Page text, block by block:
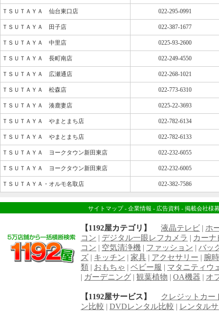
ＴＳＵＴＡＹＡ 仙台東口店 022-295-0991
ＴＳＵＴＡＹＡ 田子店 022-387-1677
ＴＳＵＴＡＹＡ 中里店 0225-93-2600
ＴＳＵＴＡＹＡ 長町南店 022-249-4550
ＴＳＵＴＡＹＡ 広瀬通店 022-268-1021
ＴＳＵＴＡＹＡ 松森店 022-773-6310
ＴＳＵＴＡＹＡ 湊鹿妻店 0225-22-3693
ＴＳＵＴＡＹＡ やまとまち店 022-782-6134
ＴＳＵＴＡＹＡ やまとまち店 022-782-6133
ＴＳＵＴＡＹＡ ヨークタウン新田東店 022-232-6055
ＴＳＵＴＡＹＡ ヨークタウン新田東店 022-232-6005
ＴＳＵＴＡＹＡ・オルモ名取店 022-382-7586
サイトマップ- 企業情報 - 広告資料 - 掲載会社様
【1192屋カテゴリ】 液晶テレビ | ホ
コン | デジタル一眼レフカメラ | カーナ
コン | 空気清浄機 | ファッション | バッ
ズ | キッチン | 家具 | アクセサリー | 腕
類 | おもちゃ | ベビー服 | マタニティウ
| ガーデニング | 観葉植物 | OA機器 | オ
【1192屋サービス】
クレジットカー
ン比較 | DVDレンタル比較 | レンタル